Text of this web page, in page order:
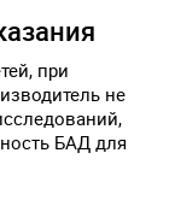
при
не
БАД для